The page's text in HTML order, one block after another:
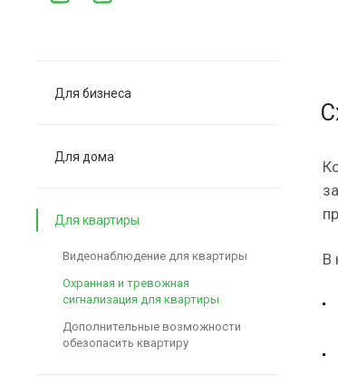
В
Для бизнеса
Для дома
Для квартиры
Видеонаблюдение для квартиры
Охранная и тревожная
сигнализация для квартиры
Дополнительные возможности
обезопасить квартиру